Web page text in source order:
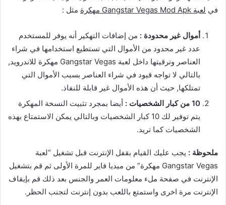
في لعبة Gangstar Vegas Mod Apk مهكرة مثل :
أموال غير محدودة : من إضافات التهكير أنه يوفر للمستخدم
عدد غير محدود من الأموال التي تستطيع استخدامها في شراء
العناصر وترقيتها داخل لعبة Gangstar Vegas مهكرة للاندرويد,
بالتالي لا تواجه قيود في شراء العناصر بسبب الأموال التي
تمتلكها, حيث أن هذه الأموال غير قابلة للنفاذ.
10 من كبار الشخصيات :
أيضا بمجرد تثبيت النسخة المهكرة
يتم توفير لك 10 كبار الشخصيات وبالتالي يمكن الاستمتاع بهذه
الشخصيات كما تريد.
ملحوظة : يجب عليك القيام بقفل الإنترنت قبل تشغيل “لعبة
Gangstar Vegas مهكرة” من ميديا فاير للمرة الأولى ثم قم بتشغيل
الإنترنت في صفحة ملء معلومات العمر والجنس بعد ذلك قم بإيقاف
الإنترنت مرة اخرى واستمتع باللعب بدون إنترنت لتجنب الحظر.